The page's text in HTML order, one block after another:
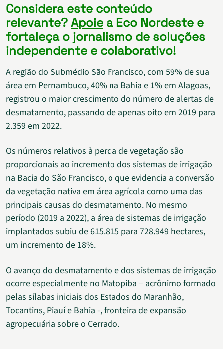
Considera este conteúdo
relevante?Apoie a Eco Nordeste e
fortaleça o jornalismo de soluções
independente e colaborativo!
A região do Submédio São Francisco, com 59% de sua
área em Pernambuco, 40% na Bahia e 1% em Alagoas,
registrou o maior crescimento do número de alertas de
desmatamento, passando de apenas oito em 2019 para
2.359 em 2022.
Os números relativos à perda de vegetação são
proporcionais ao incremento dos sistemas de irrigação
na Bacia do São Francisco, o que evidencia a conversão
da vegetação nativa em área agrícola como uma das
principais causas do desmatamento. No mesmo
período (2019 a 2022), a área de sistemas de irrigação
implantados subiu de 615.815 para 728.949 hectares,
um incremento de 18%.
O avanço do desmatamento e dos sistemas de irrigação
ocorre especialmente no Matopiba – acrônimo formado
pelas sílabas iniciais dos Estados do Maranhão,
Tocantins, Piauí e Bahia -, fronteira de expansão
agropecuária sobre o Cerrado.